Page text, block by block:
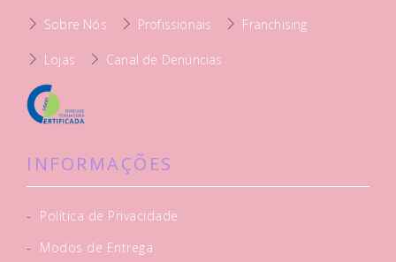
Sobre Nós Profissionais Franchising
Lojas Canal de Denúncias
INFORMAÇÕES
-
Política de Privacidade
-
Modos de Entrega